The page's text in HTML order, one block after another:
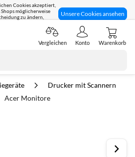
Cookies akzeptiert,
möglicherweise
zu ändern,
Unsere Cookies ansehen
8 Jahren für dich da!
Vergleichen Konto Warenkorb
Drucker mit Scannern